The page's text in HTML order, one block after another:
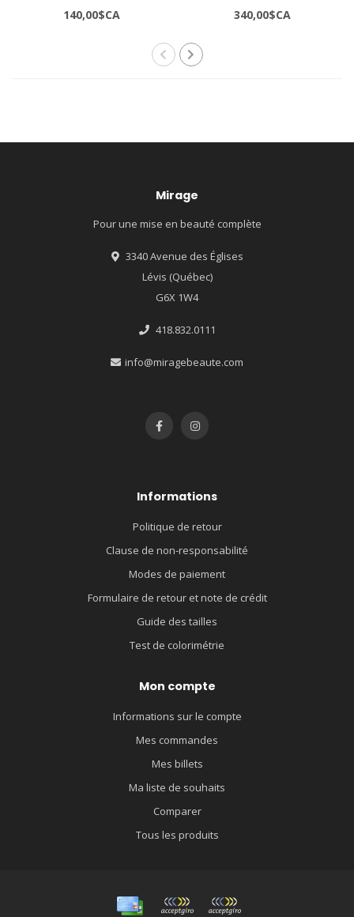
140,00$CA 340,00$CA
Mirage
Pour une mise en beauté complète
3340 Avenue des Églises
Lévis (Québec)
G6X 1W4
418.832.0111
info@miragebeaute.com
Informations
Politique de retour
Clause de non-responsabilité
Modes de paiement
Formulaire de retour et note de crédit
Guide des tailles
Test de colorimétrie
Mon compte
Informations sur le compte
Mes commandes
Mes billets
Ma liste de souhaits
Comparer
Tous les produits